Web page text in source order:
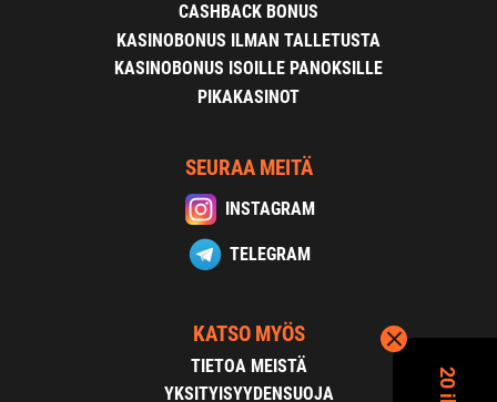
CASHBACK BONUS
KASINOBONUS ILMAN TALLETUSTA
KASINOBONUS ISOILLE PANOKSILLE
PIKAKASINOT
SEURAA MEITÄ
INSTAGRAM
TELEGRAM
KATSO MYÖS
TIETOA MEISTÄ
YKSITYISYYDENSUOJA